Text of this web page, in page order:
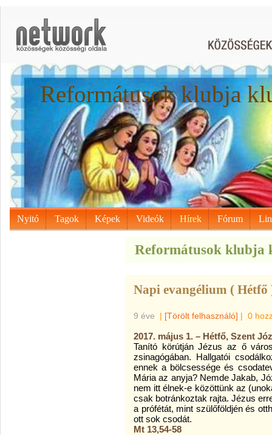
Reformátusok klubja
Nyitó Tagok Képek Videók Hírek Fórum
Reformátusok klubja
Napi evangélium ( Hétfő
9 éve | [Törölt felhasználó] | 0
2017. május 1. – Hétfő, Szent
Tanító körútján Jézus az ő
zsinagógában. Hallgatói
ennek a bölcsessége és
Mária az anyja? Nemde Jakab,
nem itt élnek-e közöttünk az
csak botránkoztak rajta. Jézus
a prófétát, mint szülőföldjén és
ott sok csodát.
Mt 13,54-58